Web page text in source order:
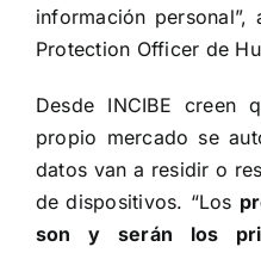
información personal”,
Protection Officer de
Desde INCIBE creen
propio mercado se
datos van a residir o
de dispositivos. “Los
son y serán los